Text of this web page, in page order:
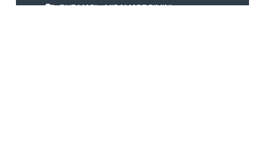
DUE MARI - MIRAMARE RIMINI